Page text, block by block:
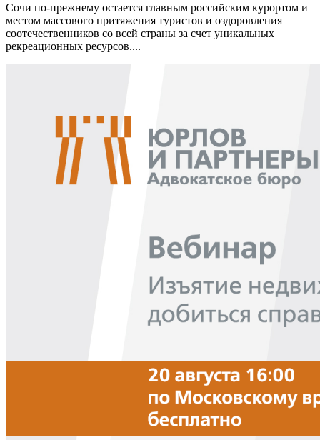
Сочи по-прежнему остается главным российским курортом и
местом массового притяжения туристов и оздоровления
соотечественников со всей страны за счет уникальных
рекреационных ресурсов....